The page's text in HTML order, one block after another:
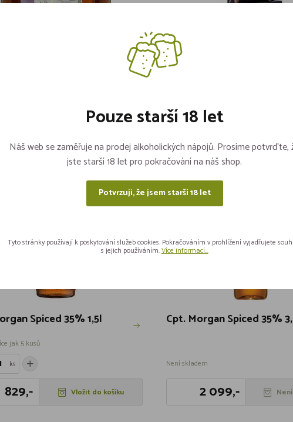
Vložit do košíku
Legendario 7yo Elixir de
34% 0,7l GB sklo
589,-
Spiced 35% 1,5l
jak 5 kusů
ks
829,- Vložit do košíku
Cpt. Morgan Spiced 35%
Není skladem
2 099,-
Pouze starší 18 let
Náš web se zaměřuje na prodej alkoholických nápojů. Prosíme potvrďte,
jste starší 18 let pro pokračování na náš shop.
Potvrzuji, že jsem starší 18 let
Tyto stránky používají k poskytování služeb cookies. Pokračováním v prohlížení vyjadřujete
s jejich používáním.Více informací...